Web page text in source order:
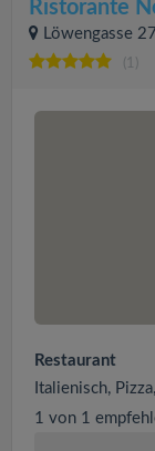
Ristorante
Löwengasse
(1)
Restaurant
Italienisch,
1 von 1